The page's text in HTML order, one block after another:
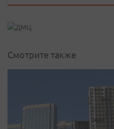
Смотрите также